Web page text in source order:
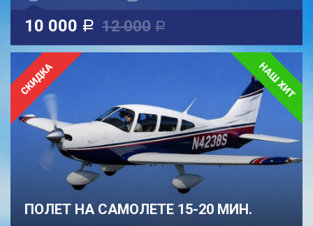
10 000 a 12 000 a
ПОЛЕТ НА САМОЛЕТЕ 15-20 МИН.